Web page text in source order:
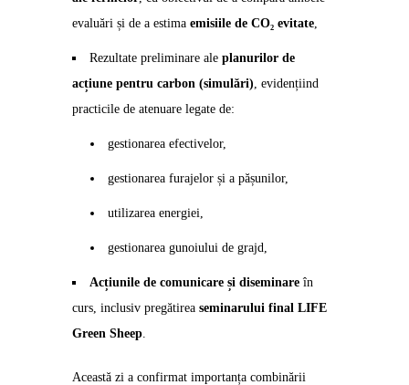
evaluări și de a estima emisiile de CO₂ evitate,
Rezultate preliminare ale planurilor de
acțiune pentru carbon (simulări), evidențiind
practicile de atenuare legate de:
gestionarea efectivelor,
gestionarea furajelor și a pășunilor,
utilizarea energiei,
gestionarea gunoiului de grajd,
Acțiunile de comunicare și diseminare în
curs, inclusiv pregătirea seminarului final LIFE
Green Sheep.
Această zi a confirmat importanța combinării